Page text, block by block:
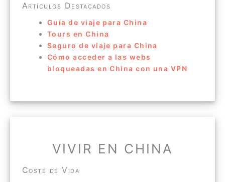
Artículos Destacados
Guía de viaje para China
Tours en China
Seguro de viaje para China
Cómo acceder a las webs
bloqueadas en China con una VPN
VIVIR EN CHINA
Coste de Vida